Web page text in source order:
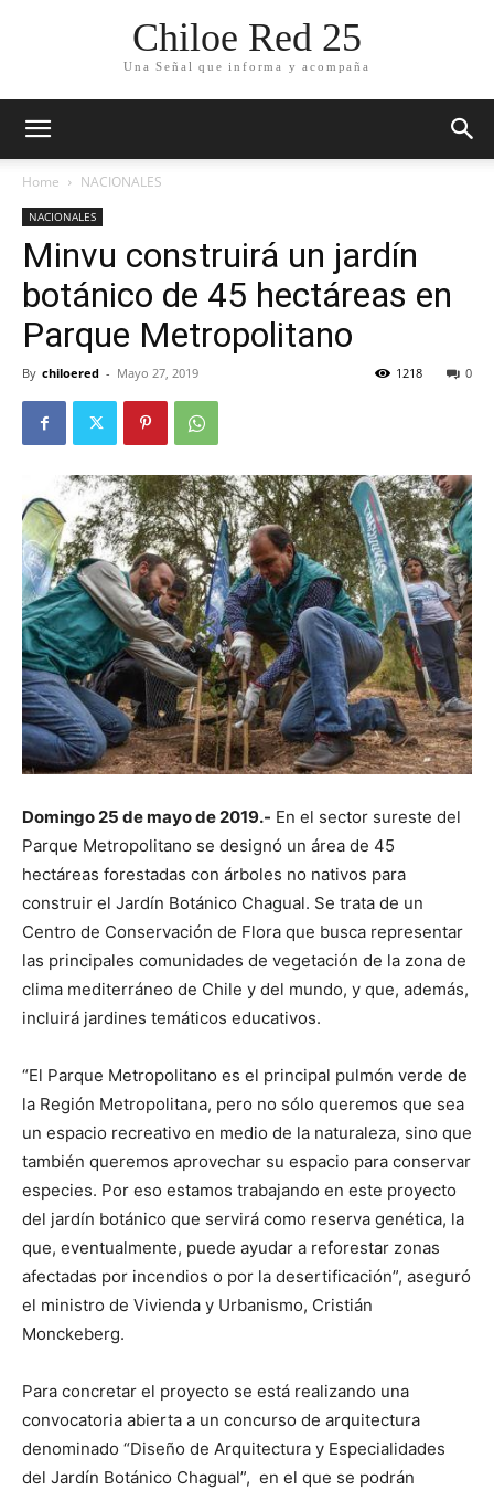
Chiloe Red 25
Una Señal que informa y acompaña
Home NACIONALES
NACIONALES
Minvu construirá un jardín
botánico de 45 hectáreas en
Parque Metropolitano
By chiloered - Mayo 27, 2019 0
1218
Domingo 25 de mayo de 2019.- En el sector sureste del
Parque Metropolitano se designó un área de 45
hectáreas forestadas con árboles no nativos para
construir el Jardín Botánico Chagual. Se trata de un
Centro de Conservación de Flora que busca representar
las principales comunidades de vegetación de la zona de
clima mediterráneo de Chile y del mundo, y que, además,
incluirá jardines temáticos educativos.
“El Parque Metropolitano es el principal pulmón verde de
la Región Metropolitana, pero no sólo queremos que sea
un espacio recreativo en medio de la naturaleza, sino que
también queremos aprovechar su espacio para conservar
especies. Por eso estamos trabajando en este proyecto
del jardín botánico que servirá como reserva genética, la
que, eventualmente, puede ayudar a reforestar zonas
afectadas por incendios o por la desertificación”, aseguró
el ministro de Vivienda y Urbanismo, Cristián
Monckeberg.
Para concretar el proyecto se está realizando una
convocatoria abierta a un concurso de arquitectura
denominado “Diseño de Arquitectura y Especialidades
del Jardín Botánico Chagual”, en el que se podrán